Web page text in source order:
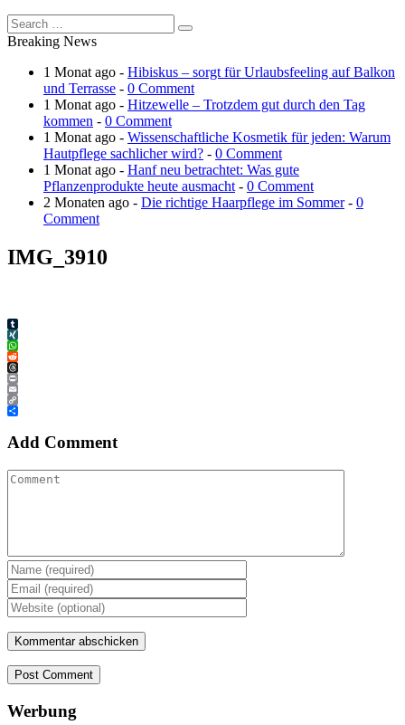
Breaking News
1 Monat ago - Hibiskus – sorgt für Urlaubsfeeling auf Balkon
und Terrasse - 0 Comment
1 Monat ago - Hitzewelle – Trotzdem gut durch den Tag
kommen - 0 Comment
1 Monat ago - Wissenschaftliche Kosmetik für jeden: Warum
Hautpflege sachlicher wird? - 0 Comment
1 Monat ago - Hanf neu betrachtet: Was gute
Pflanzenprodukte heute ausmacht - 0 Comment
2 Monaten ago - Die richtige Haarpflege im Sommer- 0
Comment
IMG_3910
Tumblr
XING
WhatsApp
Reddit
Threads
Print
Email
Copy
Link
Teilen
Add Comment
Post Comment
Werbung